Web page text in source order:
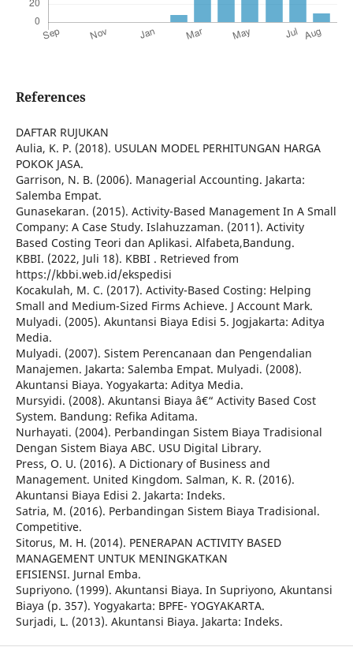
References
DAFTAR RUJUKAN
Aulia, K. P. (2018). USULAN MODEL PERHITUNGAN HARGA
POKOK JASA.
Garrison, N. B. (2006). Managerial Accounting. Jakarta:
Salemba Empat.
Gunasekaran. (2015). Activity-Based Management In A Small
Company: A Case Study. Islahuzzaman. (2011). Activity
Based Costing Teori dan Aplikasi. Alfabeta,Bandung.
KBBI. (2022, Juli 18). KBBI . Retrieved from
https://kbbi.web.id/ekspedisi
Kocakulah, M. C. (2017). Activity-Based Costing: Helping
Small and Medium-Sized Firms Achieve. J Account Mark.
Mulyadi. (2005). Akuntansi Biaya Edisi 5. Jogjakarta: Aditya
Media.
Mulyadi. (2007). Sistem Perencanaan dan Pengendalian
Manajemen. Jakarta: Salemba Empat. Mulyadi. (2008).
Akuntansi Biaya. Yogyakarta: Aditya Media.
Mursyidi. (2008). Akuntansi Biaya â€“ Activity Based Cost
System. Bandung: Refika Aditama.
Nurhayati. (2004). Perbandingan Sistem Biaya Tradisional
Dengan Sistem Biaya ABC. USU Digital Library.
Press, O. U. (2016). A Dictionary of Business and
Management. United Kingdom. Salman, K. R. (2016).
Akuntansi Biaya Edisi 2. Jakarta: Indeks.
Satria, M. (2016). Perbandingan Sistem Biaya Tradisional.
Competitive.
Sitorus, M. H. (2014). PENERAPAN ACTIVITY BASED
MANAGEMENT UNTUK MENINGKATKAN
EFISIENSI. Jurnal Emba.
Supriyono. (1999). Akuntansi Biaya. In Supriyono, Akuntansi
Biaya (p. 357). Yogyakarta: BPFE- YOGYAKARTA.
Surjadi, L. (2013). Akuntansi Biaya. Jakarta: Indeks.